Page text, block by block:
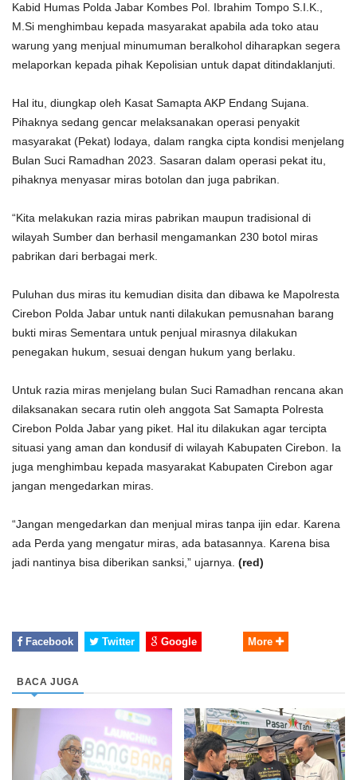
Kabid Humas Polda Jabar Kombes Pol. Ibrahim Tompo S.I.K.,
M.Si menghimbau kepada masyarakat apabila ada toko atau
warung yang menjual minumuman beralkohol diharapkan segera
melaporkan kepada pihak Kepolisian untuk dapat ditindaklanjuti.
Hal itu, diungkap oleh Kasat Samapta AKP Endang Sujana.
Pihaknya sedang gencar melaksanakan operasi penyakit
masyarakat (Pekat) lodaya, dalam rangka cipta kondisi menjelang
Bulan Suci Ramadhan 2023. Sasaran dalam operasi pekat itu,
pihaknya menyasar miras botolan dan juga pabrikan.
“Kita melakukan razia miras pabrikan maupun tradisional di
wilayah Sumber dan berhasil mengamankan 230 botol miras
pabrikan dari berbagai merk.
Puluhan dus miras itu kemudian disita dan dibawa ke Mapolresta
Cirebon Polda Jabar untuk nanti dilakukan pemusnahan barang
bukti miras Sementara untuk penjual mirasnya dilakukan
penegakan hukum, sesuai dengan hukum yang berlaku.
Untuk razia miras menjelang bulan Suci Ramadhan rencana akan
dilaksanakan secara rutin oleh anggota Sat Samapta Polresta
Cirebon Polda Jabar yang piket. Hal itu dilakukan agar tercipta
situasi yang aman dan kondusif di wilayah Kabupaten Cirebon. Ia
juga menghimbau kepada masyarakat Kabupaten Cirebon agar
jangan mengedarkan miras.
“Jangan mengedarkan dan menjual miras tanpa ijin edar. Karena
ada Perda yang mengatur miras, ada batasannya. Karena bisa
jadi nantinya bisa diberikan sanksi,” ujarnya. (red)
Facebook Twitter Google More
BACA JUGA